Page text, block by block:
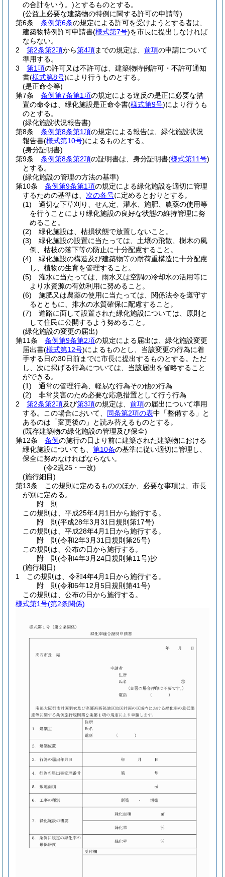
の合計をいう。)とするものとする。
(公益上必要な建築物の特例に関する許可の申請等)
第6条
条例第6条の規定による許可を受けようとする者は、
建築物特例許可申請書(様式第7号)を市長に提出しなければ
ならない。
2
第2条第2項から第4項までの規定は、 前項の申請について
準用する。
3
第1項の許可又は不許可は、建築物特例許可・不許可通知
書(様式第8号)により行うものとする。
(是正命令等)
第7条
条例第7条第1項の規定による違反の是正に必要な措
置の命令は、緑化施設是正命令書(様式第9号)により行うも
のとする。
(緑化施設状況報告書)
第8条
条例第8条第1項の規定による報告は、緑化施設状況
報告書(様式第10号)によるものとする。
(身分証明書)
第9条
条例第8条第2項の証明書は、身分証明書(様式第11号)
とする。
(緑化施設の管理の方法の基準)
第10条
条例第9条第1項の規定による緑化施設を適切に管理
するための基準は、 次の各号に定めるとおりとする。
(1)
適切な下草刈り、せん定、灌水、施肥、農薬の使用等
を行うことにより緑化施設の良好な状態の維持管理に努
めること。
(2)
緑化施設は、枯損状態で放置しないこと。
(3)
緑化施設の設置に当たっては、土壌の飛散、樹木の風
倒、枯枝の落下等の防止に十分配慮すること。
(4)
緑化施設の構造及び建築物等の耐荷重構造に十分配慮
し、植物の生育を管理すること。
(5)
灌水に当たっては、雨水又は空調の冷却水の活用等に
より水資源の有効利用に努めること。
(6)
施肥又は農薬の使用に当たっては、関係法令を遵守す
るとともに、排水の水質確保に配慮すること。
(7)
道路に面して設置された緑化施設については、原則と
して住民に公開するよう努めること。
(緑化施設の変更の届出)
第11条
条例第9条第2項の規定による届出は、緑化施設変更
届出書(様式第12号)によるものとし、当該変更の行為に着
手する日の30日前までに市長に提出するものとする。 ただ
し、次に掲げる行為については、当該届出を省略すること
ができる。
(1)
通常の管理行為、軽易な行為その他の行為
(2)
非常災害のため必要な応急措置として行う行為
2
第2条第2項及び第3項の規定は、 前項の届出について準用
する。
この場合において、 同条第2項の表中「整備する」と
あるのは「変更後の」と読み替えるものとする。
(既存建築物の緑化施設の管理及び保全)
第12条
条例の施行の日より前に建築された建築物における
緑化施設についても、 第10条の基準に従い適切に管理し、
保全に努めなければならない。
(令2規25・一改)
(施行細目)
第13条
この規則に定めるもののほか、必要な事項は、市長
が別に定める。
附 則
この規則は、平成25年4月1日から施行する。
附 則(平成28年3月31日規則第17号)
この規則は、平成28年4月1日から施行する。
附 則(令和2年3月31日規則第25号)
この規則は、公布の日から施行する。
附 則(令和4年3月24日規則第11号)抄
(施行期日)
1
この規則は、令和4年4月1日から施行する。
附 則(令和6年12月5日規則第41号)
この規則は、公布の日から施行する。
様式第1号(第2条関係)